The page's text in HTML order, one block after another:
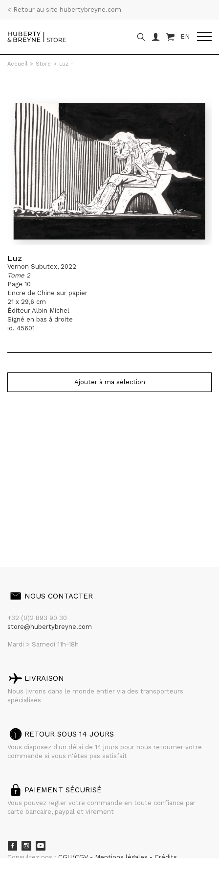
< Retour au site hubertybreyne.com
EN
Accueil > Store > Luz -
Luz
Vernon Subutex, 2022
Tome 2
Page 10
Encre de Chine sur papier
21 x 29,6 cm
Éditeur Albin Michel
Signé en bas à droite
id. 45601
Ajouter à ma sélection
NOUS CONTACTER
+32 (0)2 893 90 30
store@hubertybreyne.com
Mardi > Samedi 11h-18h
LIVRAISON
Nous livrons dans le monde entier via des transporteurs
spécialisés
RETOUR SOUS 14 JOURS
Vous disposez d'un délai de 14 jours pour nous retourner votre
commande si vous n'êtes pas satisfait
PAIEMENT SÉCURISÉ
Vous pouvez régler votre commande en toute confiance par
carte bancaire, paypal et virement
Consultez nos : CGU/CGV Mentions légales
Crédits